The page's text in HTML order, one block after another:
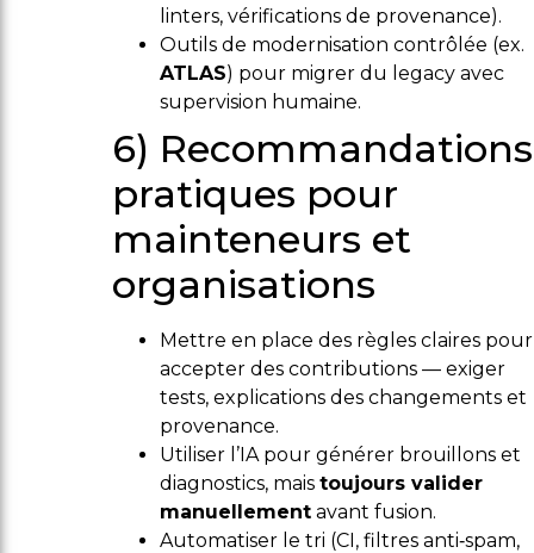
linters, vérifications de provenance).
Outils de modernisation contrôlée (ex.
ATLAS) pour migrer du legacy avec
supervision humaine.
6) Recommandations
pratiques pour
mainteneurs et
organisations
Mettre en place des règles claires pour
accepter des contributions — exiger
tests, explications des changements et
provenance.
Utiliser l’IA pour générer brouillons et
diagnostics, mais toujours valider
manuellement avant fusion.
Automatiser le tri (CI, filtres anti‑spam,